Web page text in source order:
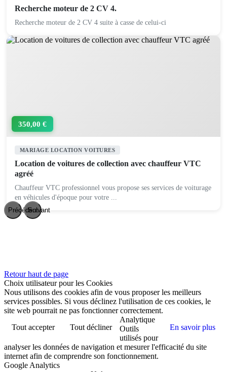
Recherche moteur de 2 CV 4.
Recherche moteur de 2 CV 4 suite à casse de celui-ci
350,00 €
MARIAGE LOCATION VOITURES
Location de voitures de collection avec chauffeur VTC
agréé
Chauffeur VTC professionnel vous propose ses services de voiturage
en véhicules d'époque pour votre ...
PrécédentSuivant
Retour haut de page
Choix utilisateur pour les Cookies
Nous utilisons des cookies afin de vous proposer les meilleurs
services possibles. Si vous déclinez l'utilisation de ces cookies, le
site web pourrait ne pas fonctionner correctement.
Tout accepter
Tout décliner En savoir plus
Analytique
Outils
utilisés pour
analyser les données de navigation et mesurer l'efficacité du site
internet afin de comprendre son fonctionnement.
Google Analytics